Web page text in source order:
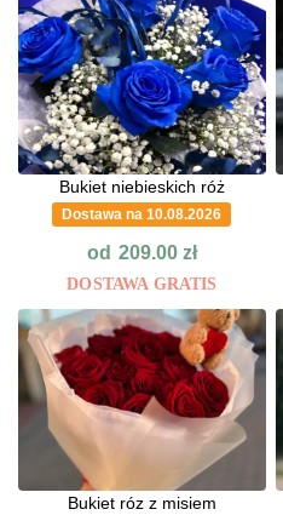
Bukiet niebieskich róż
Dostawa na 10.08.2026
od 209.00 zł
DOSTAWA GRATIS
Bukiet róz z misiem